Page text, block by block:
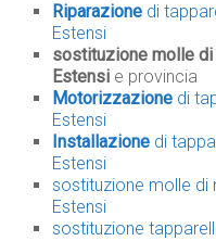
Riparazione di
Estensi
sostituzione molle
Estensi e provincia
Motorizzazione di
Estensi
Installazione di
Estensi
sostituzione molle di
Estensi
sostituzione